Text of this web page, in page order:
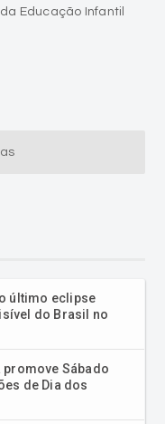
Educação Infantil
último eclipse
do Brasil no
promove Sábado
de Dia dos